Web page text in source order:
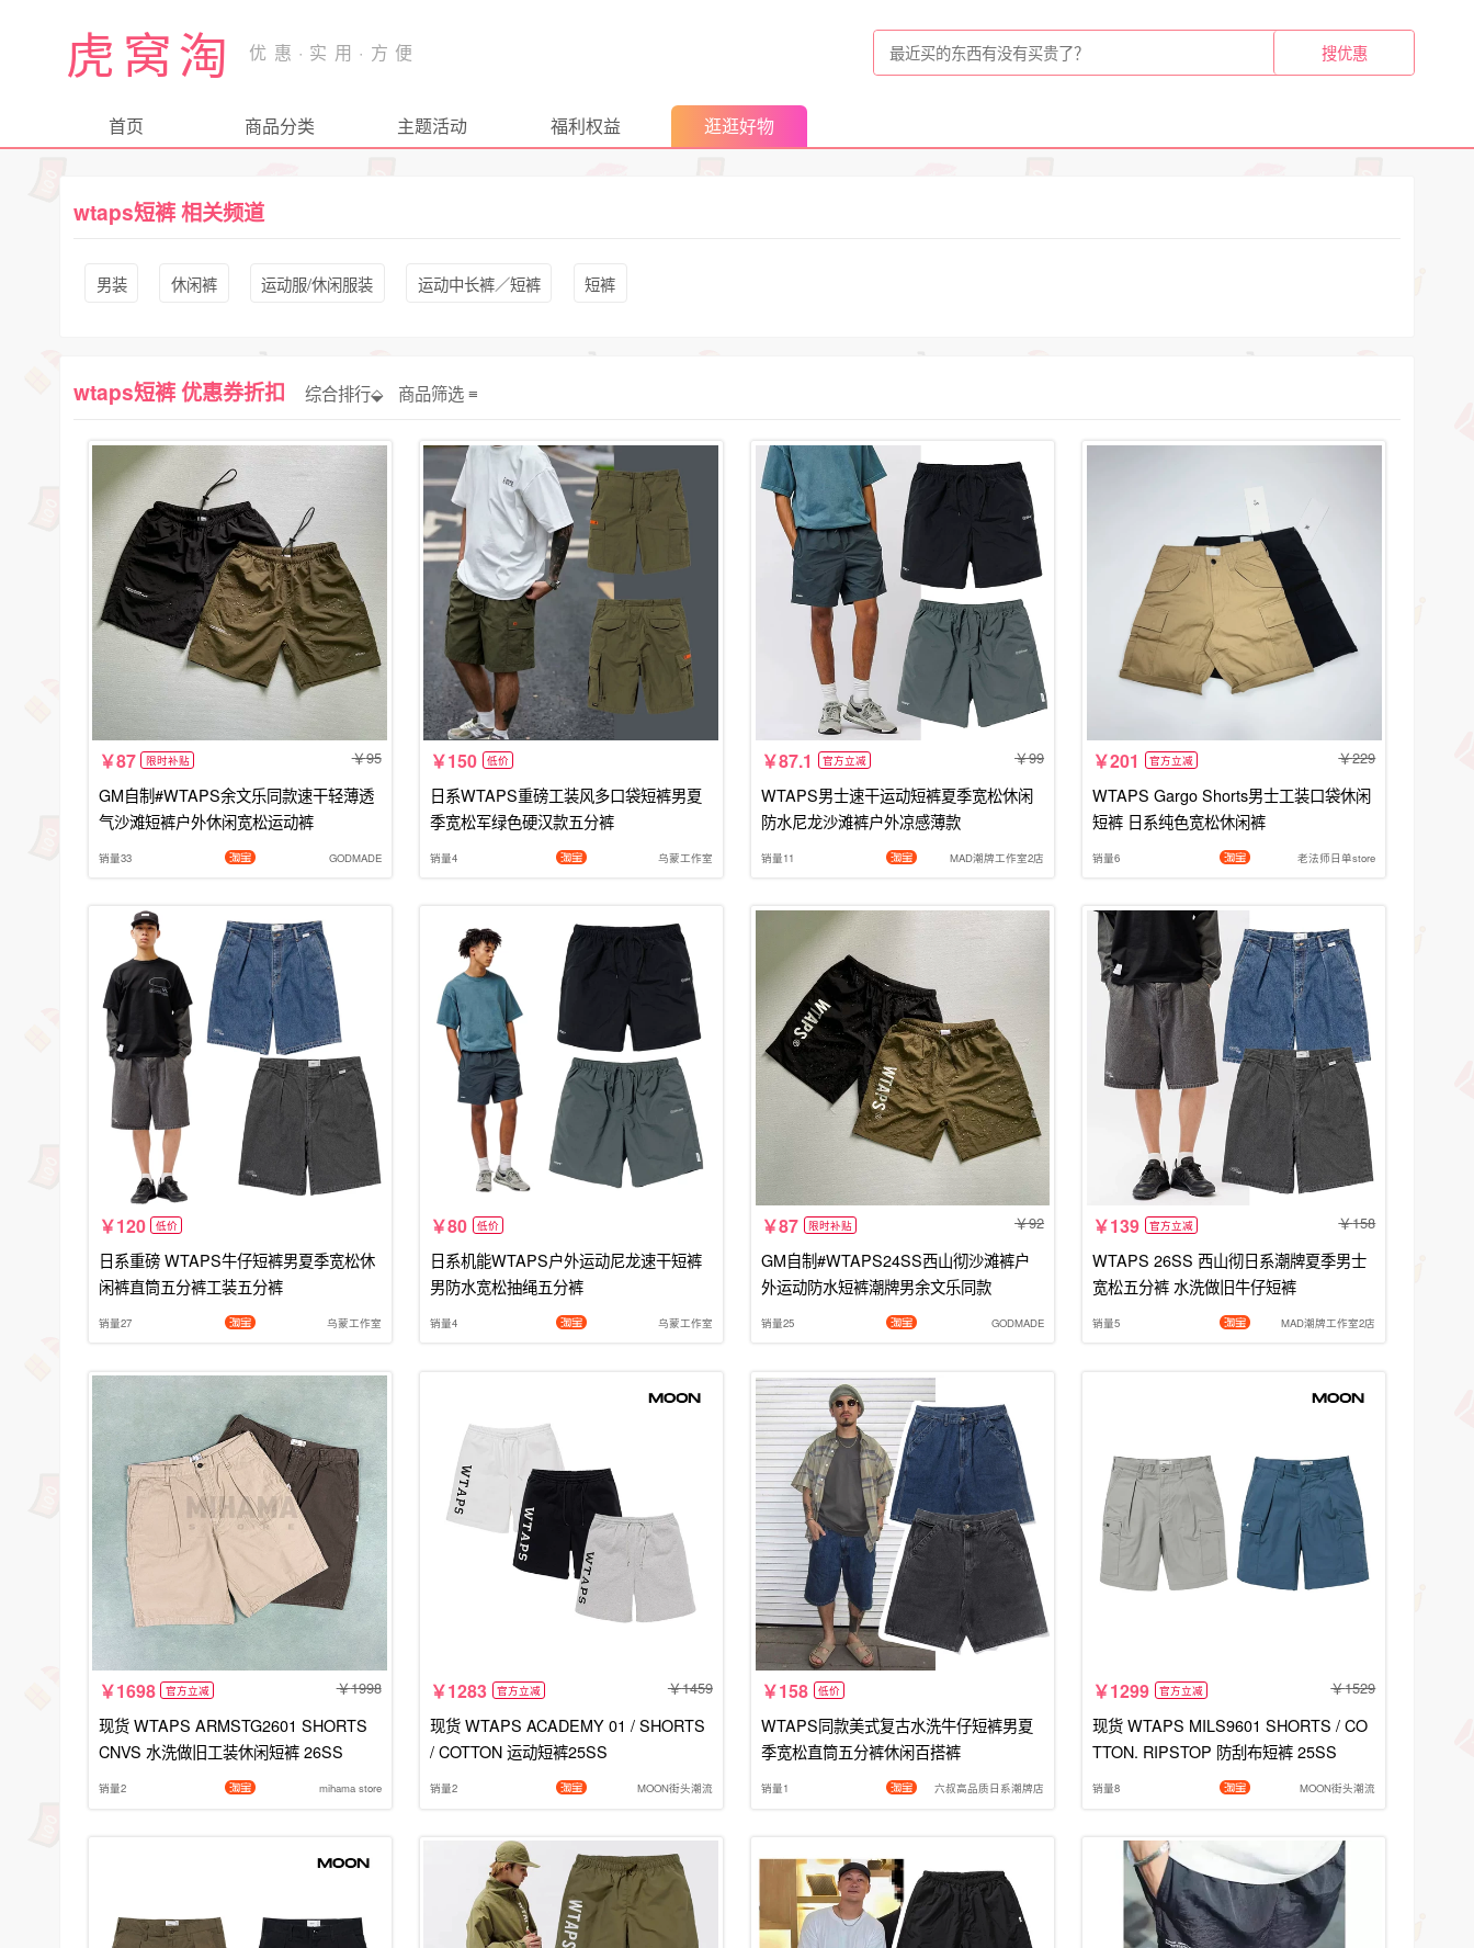
虎窝淘
首页 商品分类 主题活动 福利权益 逛逛好物
wtaps短裤 相关频道
男装 休闲裤 运动服/休闲服装 运动中长裤／短裤 短裤
wtaps短裤 优惠券折扣 综合排行⬙ 商品筛选
87 限时补贴 95
GM自制#WTAPS余文乐同款速干轻薄透
气沙滩短裤户外休闲宽松运动裤
销量33 GODMADE
150 低价
日系WTAPS重磅工装风多口袋短裤男夏
季宽松军绿色硬汉款五分裤
销量4 乌蒙工作室
87.1 官方立减 99
WTAPS男士速干运动短裤夏季宽松休闲
防水尼龙沙滩裤户外凉感薄款
销量11 MAD潮牌工作室2店
201 官方立减 229
WTAPS Gargo Shorts男士工装口袋休闲
短裤 日系纯色宽松休闲裤
销量6 老法师日单store
120 低价
日系重磅 WTAPS牛仔短裤男夏季宽松休
闲裤直筒五分裤工装五分裤
销量27 乌蒙工作室
80 低价
日系机能WTAPS户外运动尼龙速干短裤
男防水宽松抽绳五分裤
销量4 乌蒙工作室
87 限时补贴 92
GM自制#WTAPS24SS西山彻沙滩裤户
外运动防水短裤潮牌男余文乐同款
销量25 GODMADE
139 官方立减 158
WTAPS 26SS 西山彻日系潮牌夏季男士
宽松五分裤 水洗做旧牛仔短裤
销量5 MAD潮牌工作室2店
1698 官方立减 1998
现货 WTAPS ARMSTG2601 SHORTS
CNVS 水洗做旧工装休闲短裤 26SS
销量2 mihama store
1283 官方立减 1459
现货 WTAPS ACADEMY 01 / SHORTS
/ COTTON 运动短裤25SS
销量2 MOON街头潮流
158 低价
WTAPS同款美式复古水洗牛仔短裤男夏
季宽松直筒五分裤休闲百搭裤
销量1 六叔高品质日系潮牌店
1299 官方立减 1529
现货 WTAPS MILS9601 SHORTS / CO
TTON. RIPSTOP 防刮布短裤 25SS
销量8 MOON街头潮流